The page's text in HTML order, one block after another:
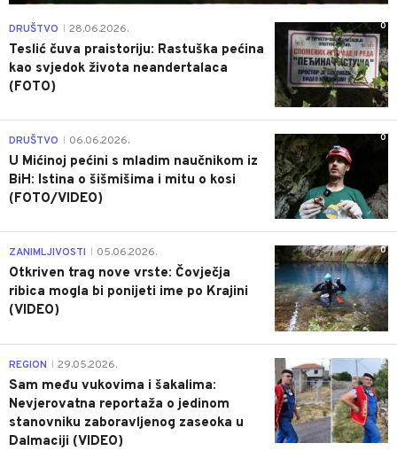
0
DRUŠTVO 28.06.2026.
Teslić čuva praistoriju: Rastuška pećina
kao svjedok života neandertalaca
(FOTO)
0
DRUŠTVO 06.06.2026.
U Mićinoj pećini s mladim naučnikom iz
BiH: Istina o šišmišima i mitu o kosi
(FOTO/VIDEO)
0
ZANIMLJIVOSTI 05.06.2026.
Otkriven trag nove vrste: Čovječja
ribica mogla bi ponijeti ime po Krajini
(VIDEO)
0
REGION 29.05.2026.
Sam među vukovima i šakalima:
Nevjerovatna reportaža o jedinom
stanovniku zaboravljenog zaseoka u
Dalmaciji (VIDEO)